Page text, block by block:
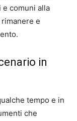
comuni alla
e
in
tempo e in
che